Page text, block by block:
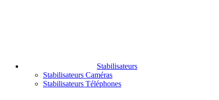
Stabilisateurs
Stabilisateurs Caméras
Stabilisateurs Téléphones